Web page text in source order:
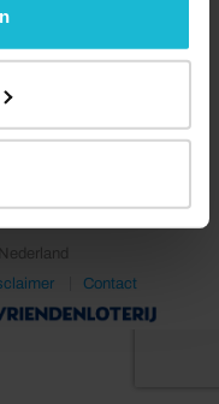
Contact